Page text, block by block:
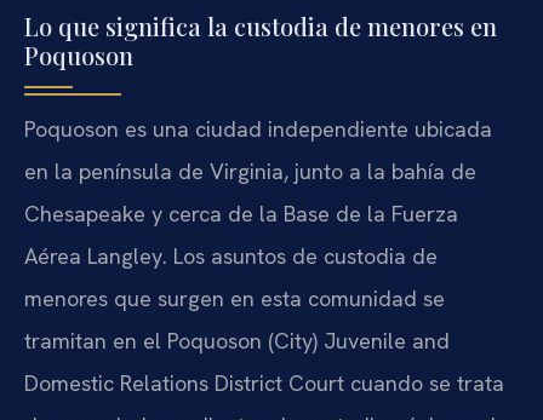
Lo que significa la custodia de menores en
Poquoson
Poquoson es una ciudad independiente ubicada
en la península de Virginia, junto a la bahía de
Chesapeake y cerca de la Base de la Fuerza
Aérea Langley. Los asuntos de custodia de
menores que surgen en esta comunidad se
tramitan en el Poquoson (City) Juvenile and
Domestic Relations District Court cuando se trata